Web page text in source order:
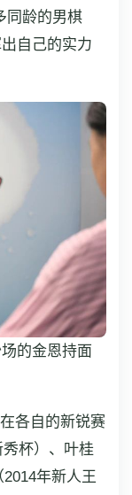
同龄的男棋
自己的实力
的金恩持面
各自的新锐赛
杯）、叶桂
2014年新人王